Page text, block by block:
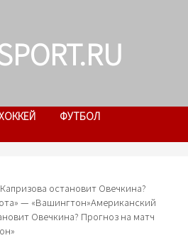
ФУТБОЛ
остановит Овечкина?
— «Вашингтон»Американский
Овечкина? Прогноз на матч